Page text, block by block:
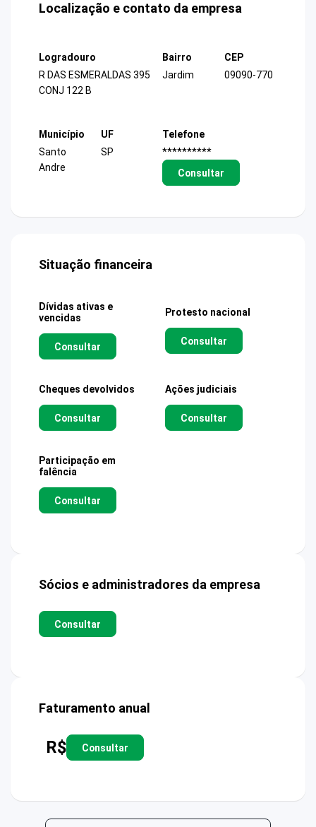
Localização e contato da empresa
Logradouro
R DAS ESMERALDAS 395
CONJ 122 B
Bairro
Jardim
CEP
09090-770
Município
Santo
Andre
UF
SP
Telefone
**********
Consultar
Situação financeira
Dívidas ativas e
vencidas
Consultar
Protesto nacional
Consultar
Cheques devolvidos
Consultar
Ações judiciais
Consultar
Participação em
falência
Consultar
Sócios e administradores da empresa
Consultar
Faturamento anual
R$ Consultar